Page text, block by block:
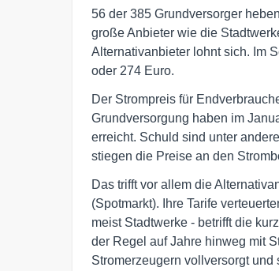
56 der 385 Grundversorger
große Anbieter wie die
Alternativanbieter lohnt sich. Im
oder 274 Euro.
Der Strompreis für
Grundversorgung haben im
erreicht. Schuld sind unter
stiegen die Preise an den
Das trifft vor allem die
(Spotmarkt). Ihre Tarife
meist Stadtwerke - betrifft die
der Regel auf Jahre hinweg mit
Stromerzeugern vollversorgt